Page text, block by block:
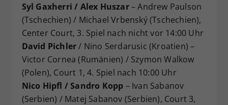
Syl Gaxherri / Alex Huszar– Andrew Paulson
(Tschechien) / Michael Vrbenský (Tschechien),
Center Court, 3. Spiel nach nicht vor 14:00 Uhr
David Pichler/ Nino Serdarusic (Kroatien) –
Victor Cornea (Rumänien) / Szymon Walkow
(Polen), Court 1, 4. Spiel nach 10:00 Uhr
Nico Hipfl / Sandro Kopp – Ivan Sabanov
(Serbien) / Matej Sabanov (Serbien), Court 3,